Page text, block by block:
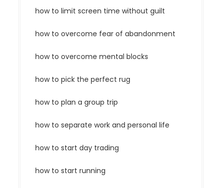
how to limit screen time without guilt
how to overcome fear of abandonment
how to overcome mental blocks
how to pick the perfect rug
how to plan a group trip
how to separate work and personal life
how to start day trading
how to start running